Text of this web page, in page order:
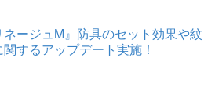
ネージュM』防具のセット効果や紋
するアップデート実施！